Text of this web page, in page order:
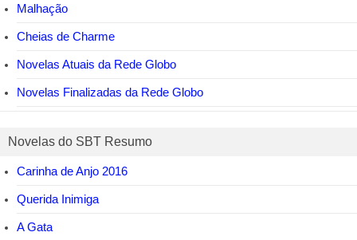
Malhação
Cheias de Charme
Novelas Atuais da Rede Globo
Novelas Finalizadas da Rede Globo
Novelas do SBT Resumo
Carinha de Anjo 2016
Querida Inimiga
A Gata